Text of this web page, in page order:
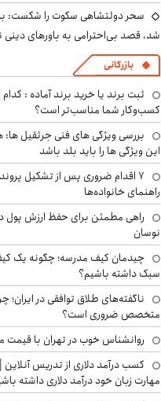
سحر دولتشاهی سکوت را شکست:
شد، قصد بی‌احترامی به باورهای دینی
بازرگانی
ثبت برند یا خرید برند آماده : کدام
کسب‌وکار شما مناسب‌تر است؟
بررسی ویژگی های فنی جرثقیل ها:
این ویژگی ها را باید بلد باشد
۷ اقدام ضروری پس از تشکیل
راهنمای خانواده‌ها
راهی مطمئن برای حفظ ارزش پول
نوسان
چیدمان کیف مدرسه؛ چگونه یک
سبک داشته باشیم؟
ناگفته‌های طلاق توافقی در ایران؛
متخصص ضروری است؟
روانشناس خوب در تهران با قیمت
کسب درآمد دلاری از تدریس آنلاین
مهارت زبان خود درآمد دلاری داشته